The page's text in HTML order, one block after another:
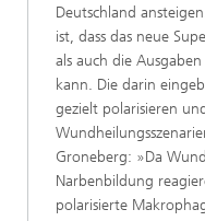
Deutschland
ist, dass das neue
als auch die
kann. Die darin
gezielt polarisieren
Groneberg: »Da
Narbenbildung
polarisierte